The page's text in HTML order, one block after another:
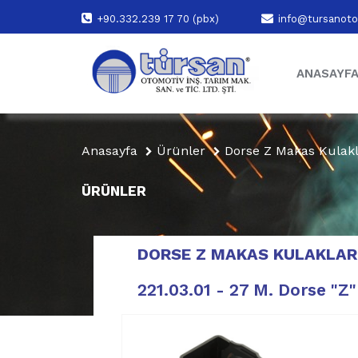
+90.332.239 17 70 (pbx)
ANASAYFA
Anasayfa Ürünler Dorse Z Makas
ÜRÜNLER
DORSE Z MAKAS
221.03.01 - 27 M. Dorse